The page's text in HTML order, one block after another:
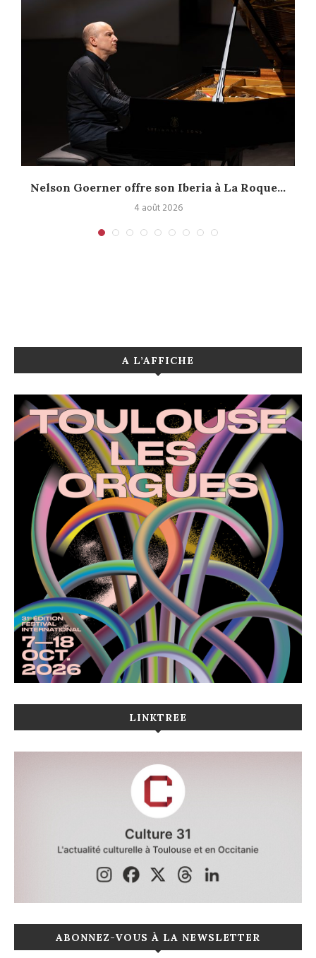
Nelson Goerner offre son Iberia à La Roque...
4 août 2026
A L’AFFICHE
LINKTREE
ABONNEZ-VOUS À LA NEWSLETTER